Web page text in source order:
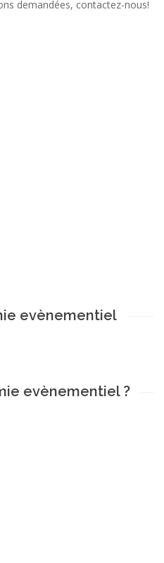
demandées, contactez-nous!
evènementiel
evènementiel ?